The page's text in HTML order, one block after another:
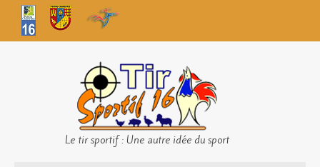
Le tir sportif : Une autre idée du sport